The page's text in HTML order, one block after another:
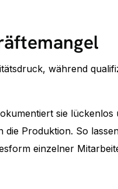
während
sie
die Produktion. So
einzelner